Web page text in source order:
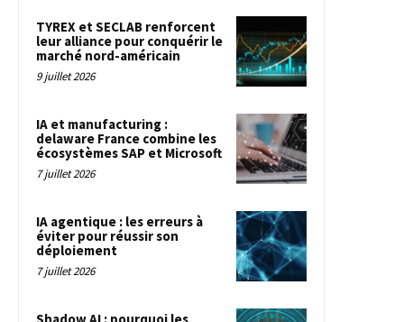
TYREX et SECLAB renforcent
leur alliance pour conquérir le
marché nord-américain
9 juillet 2026
IA et manufacturing :
delaware France combine les
écosystèmes SAP et Microsoft
7 juillet 2026
IA agentique : les erreurs à
éviter pour réussir son
déploiement
7 juillet 2026
Shadow AI : pourquoi les